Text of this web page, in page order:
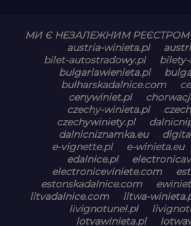
МИ Є НЕЗАЛЕЖНИМ РЕЄСТРОМ
austria-winieta.pl
bilet-autostradowy.pl
bulgariawienieta.pl
bulharskadalnice.com
cenywiniet.pl
czechy-winieta.pl
czechywiniety.pl
dalnicniznamka.eu
e-vignette.pl
e-winieta.eu
edalnice.pl
electroniceviniete.com
estonskadalnice.com
litvadalnice.com
litwa-
livignotunel.pl
lotvawinieta.pl